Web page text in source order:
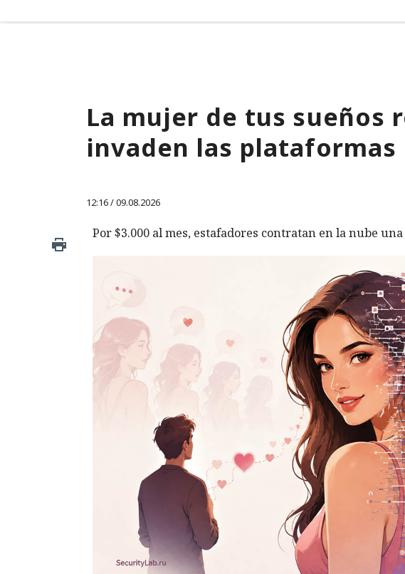
La mujer de tus sueños
invaden las
12:16 / 09.08.2026
Por $3.000 al mes, estafadores contratan en la nube